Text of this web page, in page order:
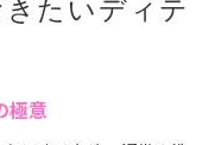
たいディテ
極意